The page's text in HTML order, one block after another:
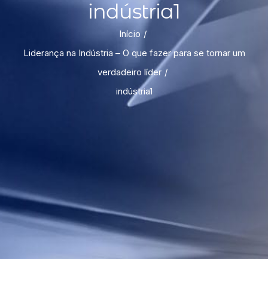
indústria1
Início
Liderança na Indústria – O que fazer para se tornar um
verdadeiro líder
indústria1